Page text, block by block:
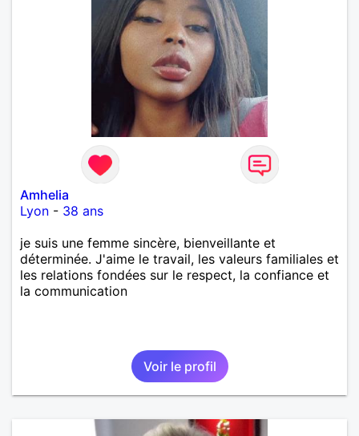
Amhelia
Lyon - 38 ans
je suis une femme sincère, bienveillante et
déterminée. J'aime le travail, les valeurs familiales et
les relations fondées sur le respect, la confiance et
la communication
Voir le profil